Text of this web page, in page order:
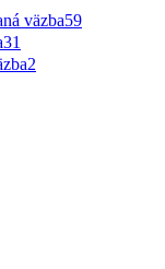
väzba59
31
2